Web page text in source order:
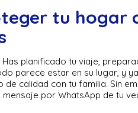
tu hogar
Has planificado tu viaje,
parece estar en su lugar, y
calidad con tu familia. Sin
por WhatsApp de tu